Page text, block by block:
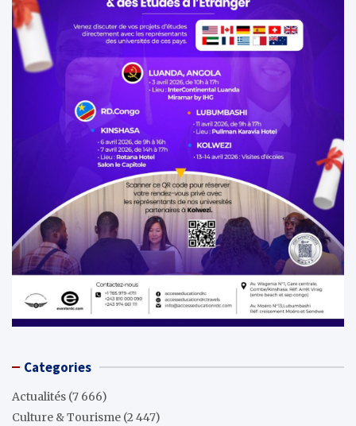
Categories
Actualités (7 666)
Culture & Tourisme (2 447)